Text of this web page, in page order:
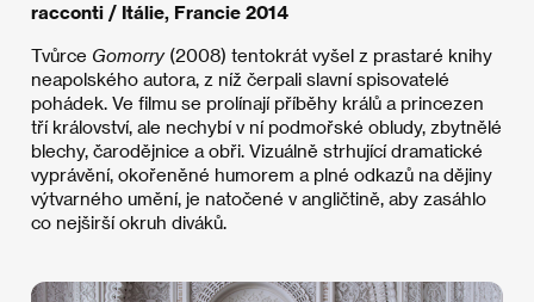
racconti / Itálie, Francie 2014
Tvůrce Gomorry(2008) tentokrát vyšel z prastaré knihy
neapolského autora, z níž čerpali slavní spisovatelé
pohádek. Ve filmu se prolínají příběhy králů a princezen
tří království, ale nechybí v ní podmořské obludy, zbytnělé
blechy, čarodějnice a obři. Vizuálně strhující dramatické
vyprávění, okořeněné humorem a plné odkazů na dějiny
výtvarného umění, je natočené v angličtině, aby zasáhlo
co nejširší okruh diváků.